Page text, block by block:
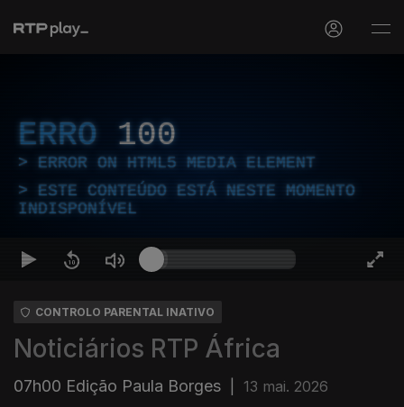
ERRO 100
ERROR ON HTML5 MEDIA ELEMENT
ESTE CONTEÚDO ESTÁ NESTE MOMENTO
INDISPONÍVEL
CONTROLO PARENTAL INATIVO
Noticiários RTP África
07h00 Edição Paula Borges 13 mai. 2026